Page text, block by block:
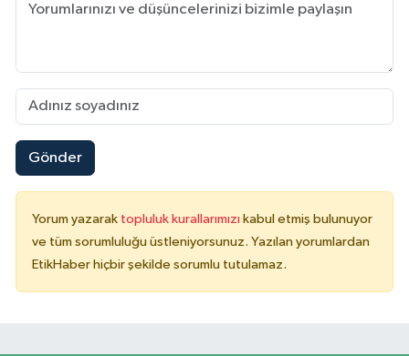
Gönder
Yorum yazarak topluluk kurallarımızı kabul etmiş bulunuyor
ve tüm sorumluluğu üstleniyorsunuz. Yazılan yorumlardan
EtikHaber hiçbir şekilde sorumlu tutulamaz.